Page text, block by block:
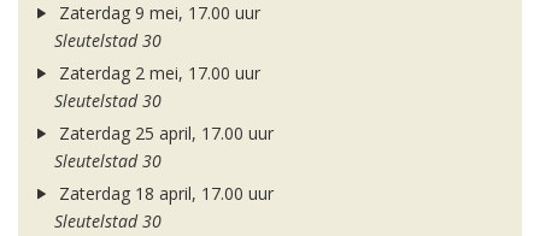
Zaterdag 9 mei, 17.00 uur
Sleutelstad 30
Zaterdag 2 mei, 17.00 uur
Sleutelstad 30
Zaterdag 25 april, 17.00 uur
Sleutelstad 30
Zaterdag 18 april, 17.00 uur
Sleutelstad 30